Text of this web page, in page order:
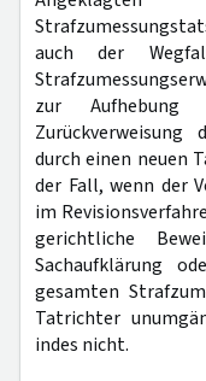
auch der
zur Aufhebung
durch einen neuen
der Fall, wenn der
im
gerichtliche
Sachaufklärung
gesamten
Tatrichter
indes nicht.